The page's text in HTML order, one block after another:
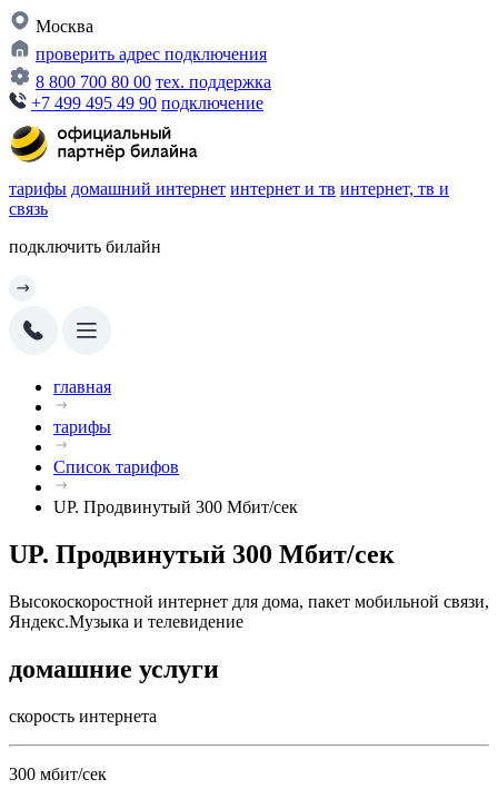
Москва
проверить адрес подключения
8 800 700 80 00 тех. поддержка
+7 499 495 49 90 подключение
тарифы домашний интернет интернет и тв интернет, тв и
связь
подключить билайн
главная
тарифы
Список тарифов
UP. Продвинутый 300 Мбит/сек
UP. Продвинутый 300 Мбит/сек
Высокоскоростной интернет для дома, пакет мобильной связи,
Яндекс.Музыка и телевидение
домашние услуги
скорость интернета
300 мбит/сек